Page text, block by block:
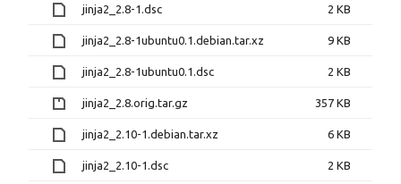
jinja2_2.8-1.dsc 2 KB
jinja2_2.8-1ubuntu0.1.debian.tar.xz 9 KB
jinja2_2.8-1ubuntu0.1.dsc 2 KB
jinja2_2.8.orig.tar.gz 357 KB
jinja2_2.10-1.debian.tar.xz 6 KB
jinja2_2.10-1.dsc 2 KB